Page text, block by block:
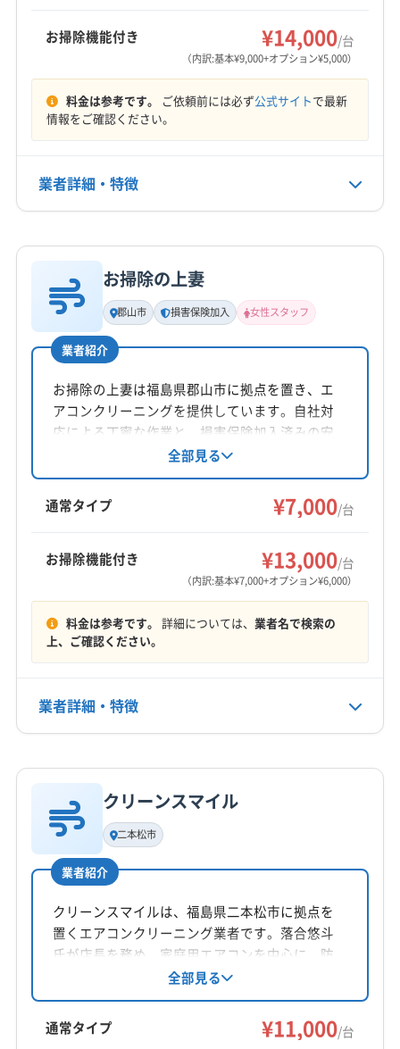
(宮城県) 遠田郡涌谷町
(宮城県) 加美郡加美町
(宮城県) 加美郡色麻町
(宮城県) 角田市
(宮城県) 刈田郡七ヶ宿町
(宮城県) 刈田郡蔵王町
(宮城県) 岩沼市
(宮城県) 気仙沼市
(宮城県) 宮城郡利府町
(宮城県) 柴田郡大河原町
(宮城県) 石巻市
(宮城県) 仙台市宮城野区
(宮城県) 仙台市若林区
(宮城県) 仙台市青葉区
(宮城県) 仙台市泉区
(宮城県) 仙台市太白区
(宮城県) 多賀城市
(宮城県) 大崎市
(宮城県) 富谷市
(宮城県) 本吉郡南三陸町
(宮城県) 名取市
(宮城県) 亘理郡山元町
(宮城県) 亘理郡亘理町
(秋田県) 秋田市 (秋田県) 湯沢市
不明
定休日
電話番号
公式HP
公式サイトを見る
お掃除機能付き ¥14,000/台
（内訳:基本¥9,000+オプション¥5,000）
料金は参考です。 ご依頼前には必ず公式サイトで最新
情報をご確認ください。
業者詳細・特徴
基本情報
代表者名
非公開
所在地
福島県郡山市西田町根木屋北山120
対応地域
いわき市 伊達市
喜多方市
須賀川市 相馬市 田村市
南相馬市
二本松市
白河市
安達郡大玉村
河沼郡会津坂下町
河沼郡柳津町
岩瀬郡天栄村 郡山市
西白河郡西郷村
西白河郡泉崎村
西白河郡中島村
西白河郡矢吹町
石川郡玉川村
石川郡古殿町
石川郡石川町
石川郡浅川町
石川郡平田村
双葉郡大熊町
双葉郡楢葉町
東白川郡棚倉町
東白川郡塙町
東白川郡矢祭町
南会津郡下郷町
南会津郡只見町
南会津郡檜枝岐村
耶麻郡西会津町
耶麻郡磐梯町
耶麻郡北塩原村
(石川県) かほく市
(石川県) 羽咋市
(石川県) 加賀市
(石川県) 河北郡津幡町
(石川県) 河北郡内灘町
(石川県) 金沢市
(石川県) 七尾市
(石川県) 小松市
(石川県) 能美郡川北町
(石川県) 能美市
(石川県) 白山市
平日9:00〜17:00 土日祝10:00〜17:00
定休日
電話番号
公式HP
公式サイトを見る
お掃除の上妻
郡山市 損害保険加入 女性スタッフ
業者紹介
お掃除の上妻は福島県郡山市に拠点を置き、エ
アコンクリーニングを提供しています。自社対
応による丁寧な作業と、損害保険加入済みの安
心感が魅力。女性スタッフの同行も可能で、土
日祝日も対応。駐車代は店舗負担です。基本料
金7,000円からで、お掃除機能付きエアコンや室
外機洗浄などのオプションも用意しています。
全部見る
通常タイプ ¥7,000/台
お掃除機能付き ¥13,000/台
（内訳:基本¥7,000+オプション¥6,000）
料金は参考です。 詳細については、 業者名で検索の
上、ご確認ください。
業者詳細・特徴
基本情報
代表者名
上妻茂治
所在地
福島県郡山市安積2-69 安積ビル103
対応地域
いわき市 伊達市
喜多方市
須賀川市 田村市 二本松市
白河市
福島市
本宮市
伊達郡桑折町
クリーンスマイル
二本松市
業者紹介
クリーンスマイルは、福島県二本松市に拠点を
置くエアコンクリーニング業者です。落合悠斗
氏が店長を務め、家庭用エアコンを中心に、防
カビ・抗菌コーティングなどのオプションも提
供。年中無休で、福島県内の幅広いエリアに対
応しています。仕上がりに不満の場合は無料で
追加対応があり、営業時間外の相談も可能で
全部見る
通常タイプ ¥11,000/台